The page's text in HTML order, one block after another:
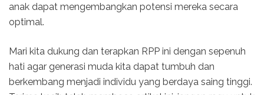
anak dapat mengembangkan potensi mereka secara
optimal.
Mari kita dukung dan terapkan RPP ini dengan sepenuh
hati agar generasi muda kita dapat tumbuh dan
berkembang menjadi individu yang berdaya saing tinggi.